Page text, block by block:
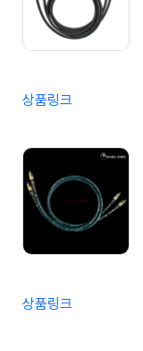
상품링크
상품링크